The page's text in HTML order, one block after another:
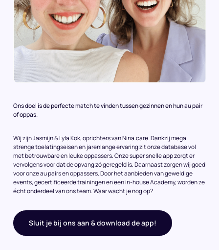
Ons doel is de perfecte match te vinden tussen gezinnen en hun au pair
of oppas.
Wij zijn Jasmijn & Lyla Kok, oprichters van Nina.care. Dankzij mega
strenge toelatingseisen en jarenlange ervaring zit onze database vol
met betrouwbare en leuke oppassers. Onze super snelle app zorgt er
vervolgens voor dat de opvang zó geregeld is. Daarnaast zorgen wij goed
voor onze au pairs en oppassers. Door het aanbieden van geweldige
events, gecertificeerde trainingen en een in-house Academy, worden ze
écht onderdeel van ons team. Waar wacht je nog op?
Sluit je bij ons aan & download de app!